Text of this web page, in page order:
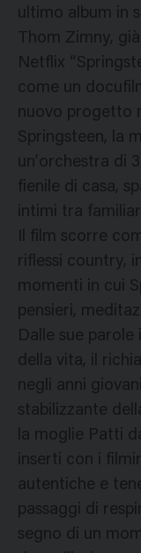
ultimo album in
Thom Zimny,
Netflix
come un
nuovo progetto
Springsteen, la
un’orchestra di
fienile di casa,
intimi tra
Il film scorre
riflessi country,
momenti in cui
pensieri,
Dalle sue
della vita, il
negli anni
stabilizzante
la moglie Patti
inserti con i
autentiche e
passaggi di
segno di un